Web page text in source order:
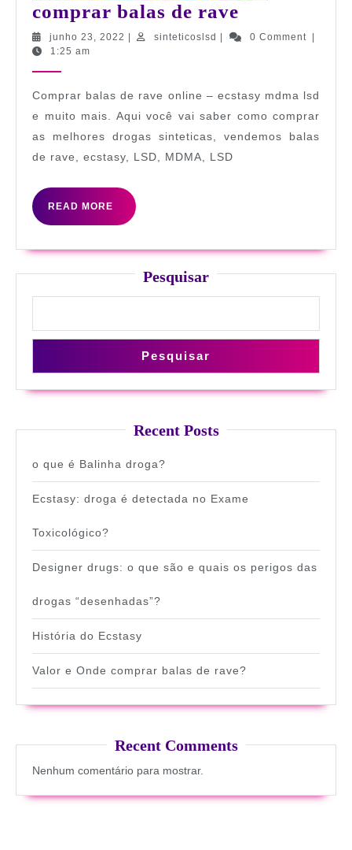
comprar balas de rave
balas
junho 23, 2022 junho
sinteticoslsd sinteticoslsd0 Comment
1:25 am
Comprar balas de rave online – ecstasy mdma lsd
e muito mais. Aqui você vai saber como comprar
as melhores drogas sinteticas, vendemos balas
de rave, ecstasy, LSD, MDMA, LSD
READ MORE
READ
MORE
Pesquisar
Pesquisar
Recent Posts
o que é Balinha droga?
Ecstasy: droga é detectada no Exame
Toxicológico?
Designer drugs: o que são e quais os perigos das
drogas “desenhadas”?
História do Ecstasy
Valor e Onde comprar balas de rave?
Recent Comments
Nenhum comentário para mostrar.